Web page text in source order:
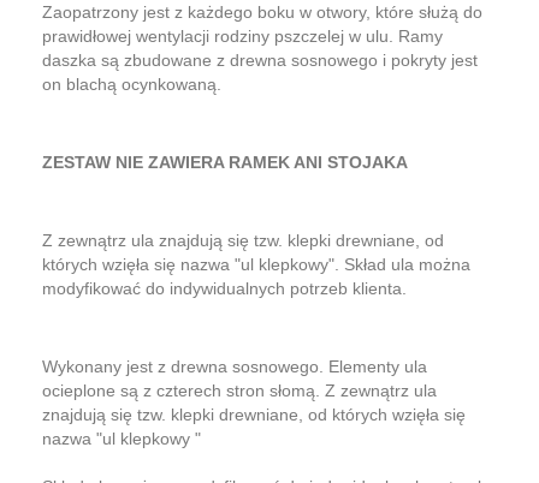
Zaopatrzony jest z każdego boku w otwory, które służą do
prawidłowej wentylacji rodziny pszczelej w ulu. Ramy
daszka są zbudowane z drewna sosnowego i pokryty jest
on blachą ocynkowaną.
ZESTAW NIE ZAWIERA RAMEK ANI STOJAKA
Z zewnątrz ula znajdują się tzw. klepki drewniane, od
których wzięła się nazwa "ul klepkowy". Skład ula można
modyfikować do indywidualnych potrzeb klienta.
Wykonany jest z drewna sosnowego. Elementy ula
ocieplone są z czterech stron słomą. Z zewnątrz ula
znajdują się tzw. klepki drewniane, od których wzięła się
nazwa "ul klepkowy "